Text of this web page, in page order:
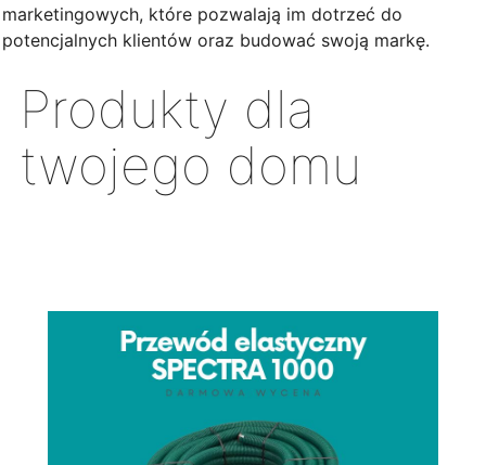
marketingowych, które pozwalają im dotrzeć do
potencjalnych klientów oraz budować swoją markę.
Produkty dla
twojego domu